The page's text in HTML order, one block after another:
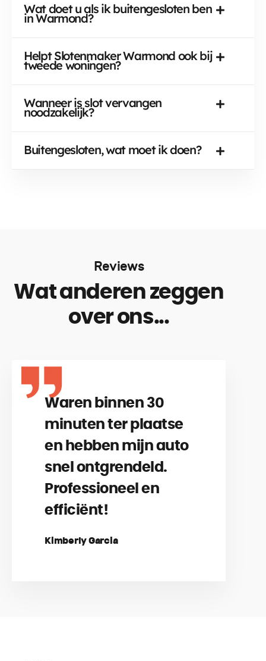
Wat doet u als ik buitengesloten ben
in Warmond?
Helpt Slotenmaker Warmond ook bij
tweede woningen?
Wanneer is slot vervangen
noodzakelijk?
Buitengesloten, wat moet ik doen?
Reviews
Wat anderen zeggen
over ons...
Waren binnen 30
minuten ter plaatse
en hebben mijn auto
snel ontgrendeld.
Professioneel en
efficiënt!
Kimberly Garcia